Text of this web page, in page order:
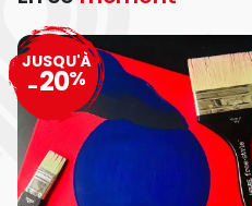
JUSQU'À
-20%